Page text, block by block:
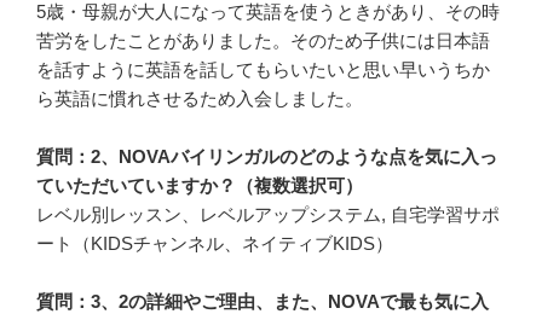
5歳・母親が大人になって英語を使うときがあり、その時
苦労をしたことがありました。そのため子供には日本語
を話すように英語を話してもらいたいと思い早いうちか
ら英語に慣れさせるため入会しました。
質問：2、NOVAバイリンガルのどのような点を気に入っ
ていただいていますか？（複数選択可）
レベル別レッスン、レベルアップシステム, 自宅学習サポ
ート（KIDSチャンネル、ネイティブKIDS）
質問：3、2の詳細やご理由、また、NOVAで最も気に入